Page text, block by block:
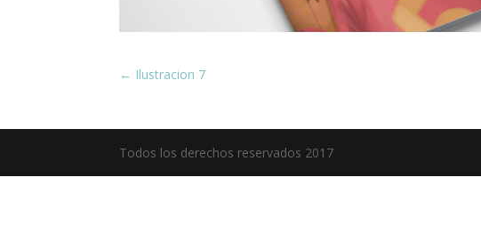
← Ilustracion 7
Todos los derechos reservados 2017